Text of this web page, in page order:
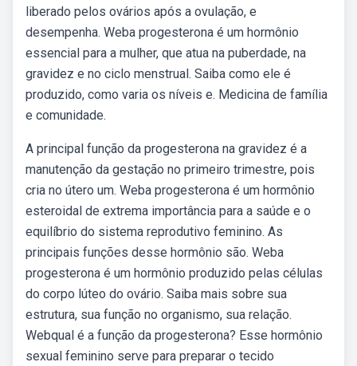
liberado pelos ovários após a ovulação, e
desempenha. Weba progesterona é um hormônio
essencial para a mulher, que atua na puberdade, na
gravidez e no ciclo menstrual. Saiba como ele é
produzido, como varia os níveis e. Medicina de família
e comunidade.
A principal função da progesterona na gravidez é a
manutenção da gestação no primeiro trimestre, pois
cria no útero um. Weba progesterona é um hormônio
esteroidal de extrema importância para a saúde e o
equilíbrio do sistema reprodutivo feminino. As
principais funções desse hormônio são. Weba
progesterona é um hormônio produzido pelas células
do corpo lúteo do ovário. Saiba mais sobre sua
estrutura, sua função no organismo, sua relação.
Webqual é a função da progesterona? Esse hormônio
sexual feminino serve para preparar o tecido